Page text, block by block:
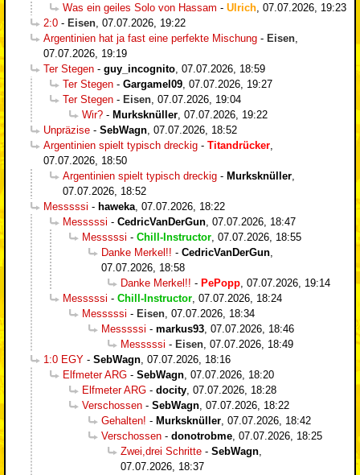
Was ein geiles Solo von Hassam - Ulrich 07.07.2026, 19:23
2:0 - Eisen 07.07.2026, 19:22
Argentinien hat ja fast eine perfekte Mischung - Eisen
07.07.2026, 19:19
Ter Stegen - guy_incognito 07.07.2026, 18:59
Ter Stegen - Gargamel09 07.07.2026, 19:27
Ter Stegen - Eisen 07.07.2026, 19:04
Wir? - Murksknüller 07.07.2026, 19:22
Unpräzise - SebWagn 07.07.2026, 18:52
Argentinien spielt typisch dreckig - Titandrücker
07.07.2026, 18:50
Argentinien spielt typisch dreckig - Murksknüller
07.07.2026, 18:52
Messsssi - haweka 07.07.2026, 18:22
Messsssi - CedricVanDerGun 07.07.2026, 18:47
Messsssi - Chill-Instructor 07.07.2026, 18:55
Danke Merkel!! - CedricVanDerGun
07.07.2026, 18:58
Danke Merkel!! - PePopp 07.07.2026, 19:14
Messsssi - Chill-Instructor 07.07.2026, 18:24
Messsssi - Eisen 07.07.2026, 18:34
Messsssi - markus93 07.07.2026, 18:46
Messsssi - Eisen 07.07.2026, 18:49
1:0 EGY - SebWagn 07.07.2026, 18:16
Elfmeter ARG - SebWagn 07.07.2026, 18:20
Elfmeter ARG - docity 07.07.2026, 18:28
Verschossen - SebWagn 07.07.2026, 18:22
Gehalten! - Murksknüller 07.07.2026, 18:42
Verschossen - donotrobme 07.07.2026, 18:25
Zwei,drei Schritte - SebWagn
07.07.2026, 18:37